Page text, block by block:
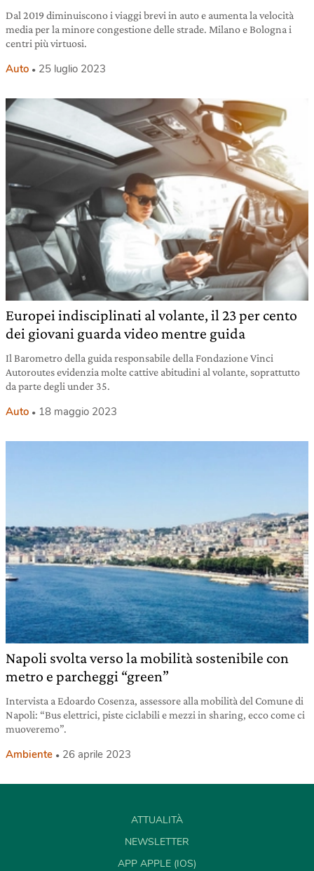
Dal 2019 diminuiscono i viaggi brevi in auto e aumenta la velocità
media per la minore congestione delle strade. Milano e Bologna i
centri più virtuosi.
Auto 25 luglio 2023
Europei indisciplinati al volante, il 23 per cento
dei giovani guarda video mentre guida
Il Barometro della guida responsabile della Fondazione Vinci
Autoroutes evidenzia molte cattive abitudini al volante, soprattutto
da parte degli under 35.
Auto 18 maggio 2023
Napoli svolta verso la mobilità sostenibile con
metro e parcheggi “green”
Intervista a Edoardo Cosenza, assessore alla mobilità del Comune di
Napoli: “Bus elettrici, piste ciclabili e mezzi in sharing, ecco come ci
muoveremo”.
Ambiente 26 aprile 2023
ATTUALITÀ
NEWSLETTER
APP APPLE (IOS)